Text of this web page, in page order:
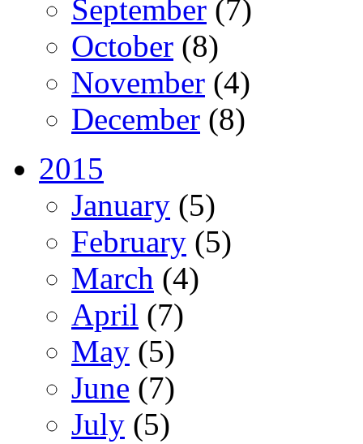
September (7)
October (8)
November (4)
December (8)
2015
January (5)
February (5)
March (4)
April (7)
May (5)
June (7)
July (5)